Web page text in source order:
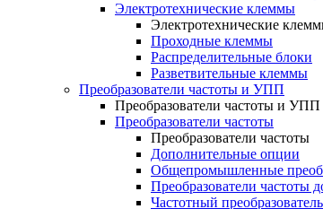
Электротехнические клеммы
Электротехнические
Проходные клеммы
Распределительные блоки
Разветвительные клеммы
Преобразователи частоты и УПП
Преобразователи частоты и УПП
Преобразователи частоты
Преобразователи частоты
Дополнительные опции
Общепромышленные
Преобразователи частоты
Частотный